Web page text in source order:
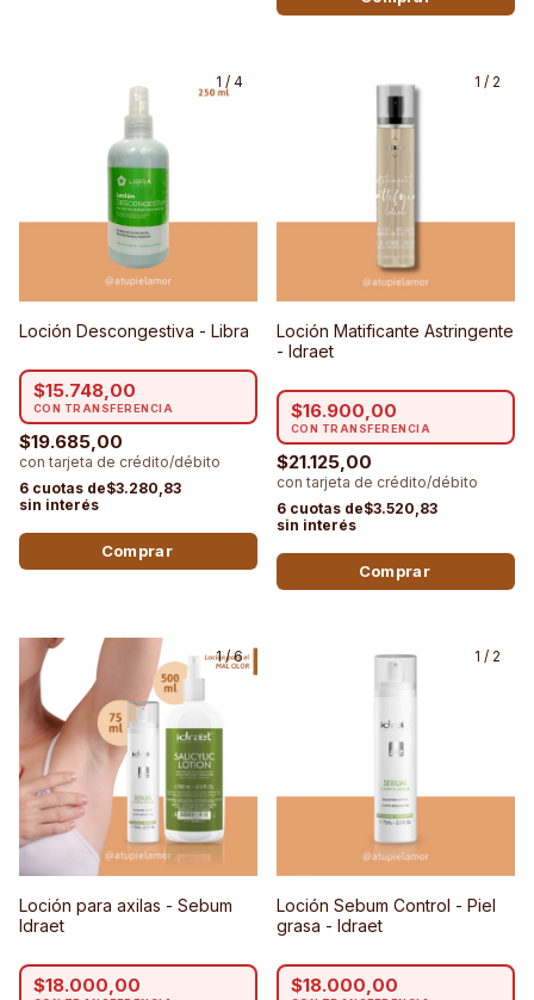
1 / 4
Loción Descongestiva - Libra
$19.685,00
$3.280,83
$15.748,00
1 / 2
Loción Matificante Astringente
- Idraet
$21.125,00
$3.520,83
$16.900,00
1/6
Loción para axilas - Sebum
Idraet
$18.000,00
1 / 2
Loción Sebum Control - Piel
grasa - Idraet
$18.000,00